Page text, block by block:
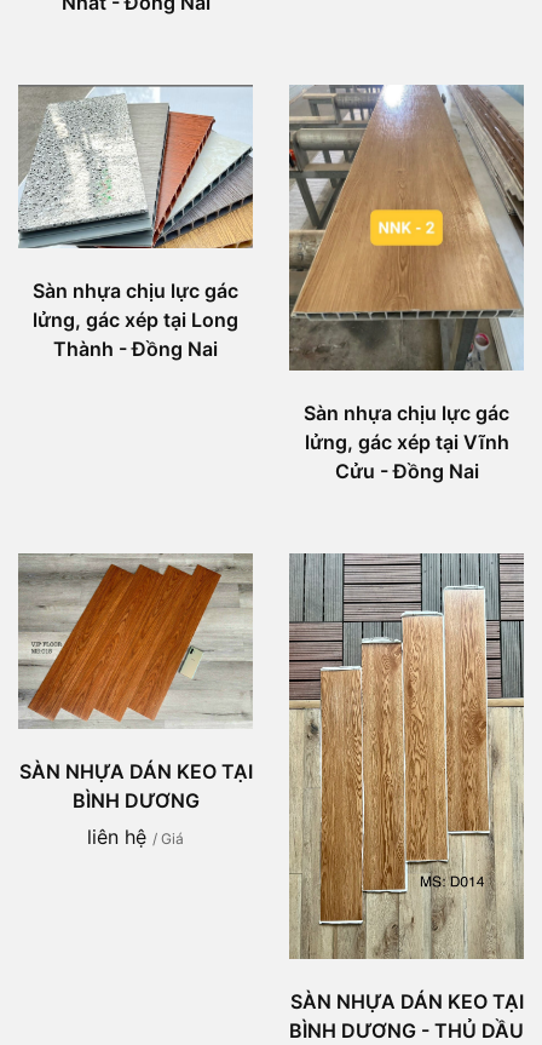
Sàn nhựa chịu lực gác
lửng, gác xép tại Long
Thành - Đồng Nai
Sàn nhựa chịu lực gác
lửng, gác xép tại Vĩnh
Cửu - Đồng Nai
SÀN NHỰA DÁN KEO TẠI
BÌNH DƯƠNG
liên hệ / Giá
SÀN NHỰA DÁN KEO TẠI
BÌNH DƯƠNG - THỦ DẦU